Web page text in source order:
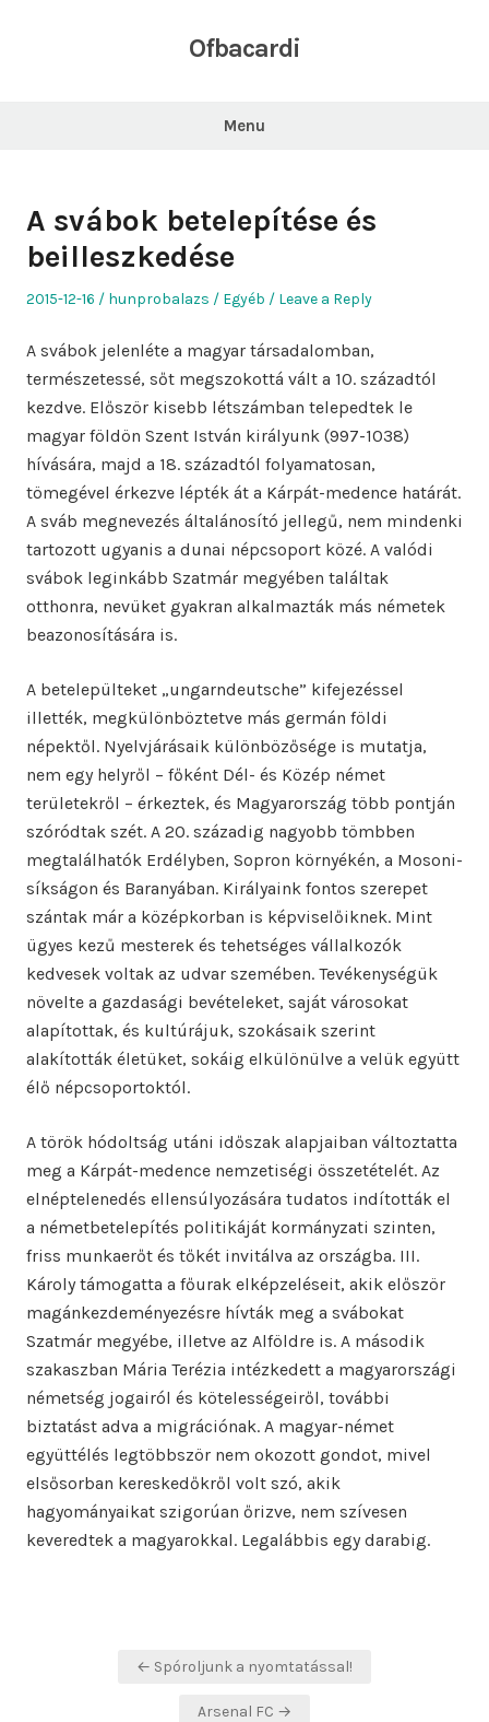
Ofbacardi
Menu
A svábok betelepítése és
beilleszkedése
Posted
2015-12-16 Author
hunprobalazs
Posted
Egyéb Leave a Reply
A svábok jelenléte a magyar társadalomban,
természetessé, sőt megszokottá vált a 10. századtól
kezdve. Először kisebb létszámban telepedtek le
magyar földön Szent István királyunk (997-1038)
hívására, majd a 18. századtól folyamatosan,
tömegével érkezve lépték át a Kárpát-medence határát.
A sváb megnevezés általánosító jellegű, nem mindenki
tartozott ugyanis a dunai népcsoport közé. A valódi
svábok leginkább Szatmár megyében találtak
otthonra, nevüket gyakran alkalmazták más németek
beazonosítására is.
A betelepülteket „ungarndeutsche” kifejezéssel
illették, megkülönböztetve más germán földi
népektől. Nyelvjárásaik különbözősége is mutatja,
nem egy helyről – főként Dél- és Közép német
területekről – érkeztek, és Magyarország több pontján
szóródtak szét. A 20. századig nagyobb tömbben
megtalálhatók Erdélyben, Sopron környékén, a Mosoni-
síkságon és Baranyában. Királyaink fontos szerepet
szántak már a középkorban is képviselőiknek. Mint
ügyes kezű mesterek és tehetséges vállalkozók
kedvesek voltak az udvar szemében. Tevékenységük
növelte a gazdasági bevételeket, saját városokat
alapítottak, és kultúrájuk, szokásaik szerint
alakították életüket, sokáig elkülönülve a velük együtt
élő népcsoportoktól.
A török hódoltság utáni időszak alapjaiban változtatta
meg a Kárpát-medence nemzetiségi összetételét. Az
elnéptelenedés ellensúlyozására tudatos indították el
a németbetelepítés politikáját kormányzati szinten,
friss munkaerőt és tőkét invitálva az országba. III.
Károly támogatta a főurak elképzeléseit, akik először
magánkezdeményezésre hívták meg a svábokat
Szatmár megyébe, illetve az Alföldre is. A második
szakaszban Mária Terézia intézkedett a magyarországi
németség jogairól és kötelességeiről, további
biztatást adva a migrációnak. A magyar-német
együttélés legtöbbször nem okozott gondot, mivel
elsősorban kereskedőkről volt szó, akik
hagyományaikat szigorúan őrizve, nem szívesen
keveredtek a magyarokkal. Legalábbis egy darabig.
Bejegyzés← Spóroljunk a nyomtatással!
Arsenal FC →